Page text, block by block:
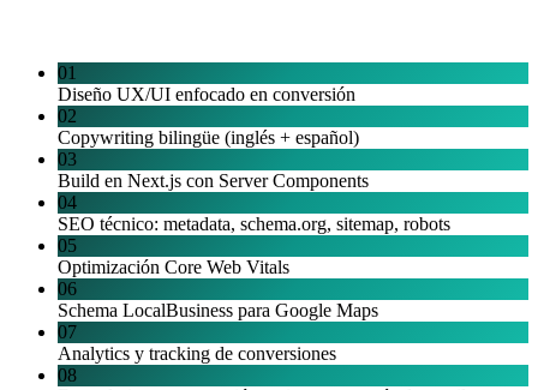
01
Diseño UX/UI enfocado en conversión
02
Copywriting bilingüe (inglés + español)
03
Build en Next.js con Server Components
04
SEO técnico: metadata, schema.org, sitemap, robots
05
Optimización Core Web Vitals
06
Schema LocalBusiness para Google Maps
07
Analytics y tracking de conversiones
08